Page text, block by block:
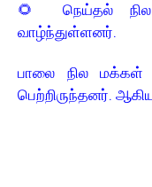
🌻 நெய்தல்
வாழ்ந்துள்ளனர் .
பாலை நில மக்கள்
பெற்றிருந்தனர்.